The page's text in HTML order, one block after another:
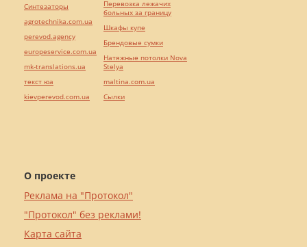
О проекте
Реклама на "Протокол"
"Протокол" без реклами!
Карта сайта
Синтезаторы
agrotechnika.com.ua
perevod.agency
europeservice.com.ua
mk-translations.ua
текст юа
kievperevod.com.ua
Перевозка лежачих
больных за границу
Шкафы купе
Брендовые сумки
Натяжные потолки Nova
Stelya
maltina.com.ua
Cылки